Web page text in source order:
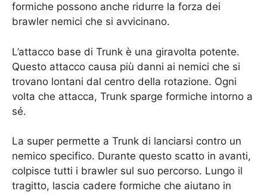
formiche possono anche ridurre la forza dei
brawler nemici che si avvicinano.
L’attacco base di Trunk è una giravolta potente.
Questo attacco causa più danni ai nemici che si
trovano lontani dal centro della rotazione. Ogni
volta che attacca, Trunk sparge formiche intorno a
sé.
La super permette a Trunk di lanciarsi contro un
nemico specifico. Durante questo scatto in avanti,
colpisce tutti i brawler sul suo percorso. Lungo il
tragitto, lascia cadere formiche che aiutano in